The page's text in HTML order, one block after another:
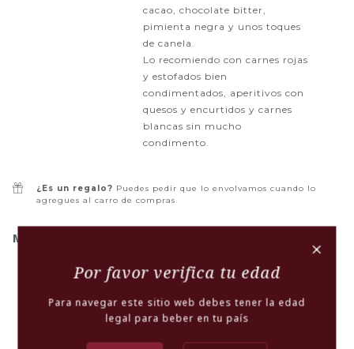
cacao, chocolate bitter,
pimienta negra y unos toques
de canela.
Lo recomiendo con carnes rojas
y estofados bien
condimentados, aperitivos con
quesos y encurtidos y carnes
blancas sin mucho
condimento.
¿Es un regalo? Puedes pedir que lo envolvamos cuando lo
agregues al carro de compras
MARIDAJE:
CARNES ROJAS CARNES BLANCAS PASTAS
+
Por favor verifica tu edad
Para navegar este sitio web debes tener la edad
legal para beber en tu país